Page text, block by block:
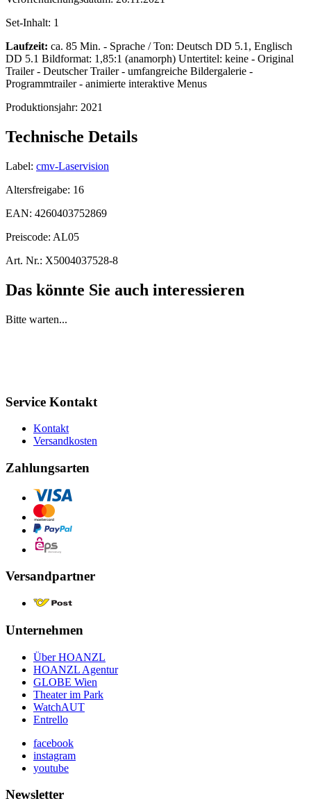
Set-Inhalt: 1
Laufzeit: ca. 85 Min. - Sprache / Ton: Deutsch DD 5.1, Englisch
DD 5.1 Bildformat: 1,85:1 (anamorph) Untertitel: keine - Original
Trailer - Deutscher Trailer - umfangreiche Bildergalerie -
Programmtrailer - animierte interaktive Menus
Produktionsjahr: 2021
Technische Details
Label: cmv-Laservision
Altersfreigabe: 16
EAN: 4260403752869
Preiscode: AL05
Art. Nr.: X5004037528-8
Das könnte Sie auch interessieren
Bitte warten...
Service Kontakt
Kontakt
Versandkosten
Zahlungsarten
Versandpartner
Unternehmen
Über HOANZL
HOANZL Agentur
GLOBE Wien
Theater im Park
WatchAUT
Entrello
facebook
instagram
youtube
Newsletter